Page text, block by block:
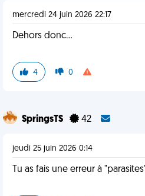
mercredi 24 juin 2026 22:17
Dehors donc...
4 0
SpringsTS 42
jeudi 25 juin 2026 0:14
Tu as fais une erreur à